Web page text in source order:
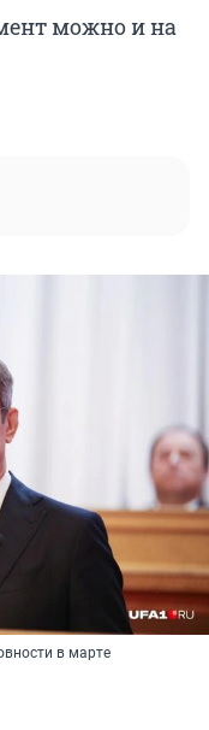
можно и на
в марте